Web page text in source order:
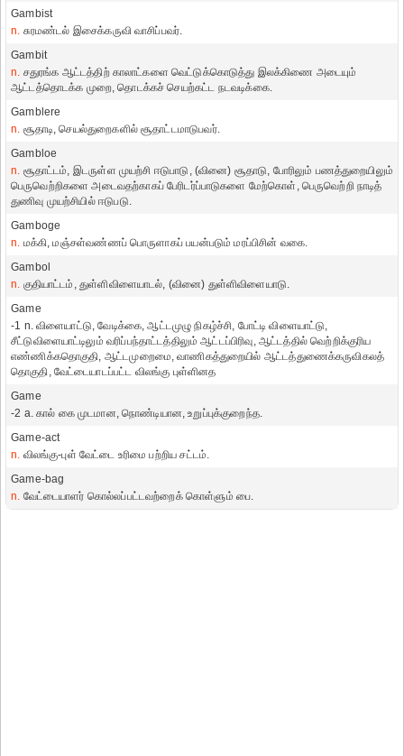
Gambist
n. சுரமண்டல் இசைக்கருவி வாசிப்பவர்.
Gambit
n. சதுரங்க ஆட்டத்திற் காலாட்களை வெட்டுக்கொடுத்து இலக்கிணை அடையும்
ஆட்டத்தொடக்க முறை, தொடக்கச் செயற்கட்ட நடவடிக்கை.
Gamblere
n. சூதாடி, செயல்துறைகளில் சூதாட்டமாடுபவர்.
Gambloe
n. சூதாட்டம், இடருள்ள முயற்சி ஈடுபாடு, (வினை) சூதாடு, போரிலும் பணத்துறையிலும்
பெருவெற்றிகளை அடைவதற்காகப் பேரிடர்ப்பாடுகளை மேற்கொள், பெருவெற்றி நாடித்
துணிவு முயற்சியில் ஈடுபடு.
Gamboge
n. மக்கி, மஞ்சள்வண்ணப் பொருளாகப் பயன்படும் மரப்பிசின் வகை.
Gambol
n. குதியாட்டம், துள்ளிவிளையாடல், (வினை) துள்ளிவிளையாடு.
Game
-1 n. விளையாட்டு, வேடிக்கை, ஆட்டமுழு நிகழ்ச்சி, போட்டி விளையாட்டு,
சீட்டுவிளையாட்டிலும் வரிப்பந்தாட்டத்திலும் ஆட்டப்பிரிவு, ஆட்டத்தில் வெற்றிக்குரிய
எண்ணிக்கதொகுதி, ஆட்டமுறைமை, வாணிகத்துறையில் ஆட்டத்துணைக்கருவிகலத்
தொகுதி, வேட்டையாடப்பட்ட விலங்கு புள்ளினத
Game
-2 a. கால் கை முடமான, நொண்டியான, உறுப்புக்குறைந்த.
Game-act
n. விலங்கு-புள் வேட்டை உரிமை பற்றிய சட்டம்.
Game-bag
n. வேட்டையாளர் கொல்லப்பட்டவற்றைக் கொள்ளும் பை.